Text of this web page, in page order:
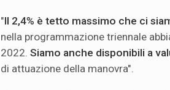
"Il 2,4% è tetto massimo che ci
nella programmazione triennale
2022. Siamo anche disponibili a
di attuazione della manovra".